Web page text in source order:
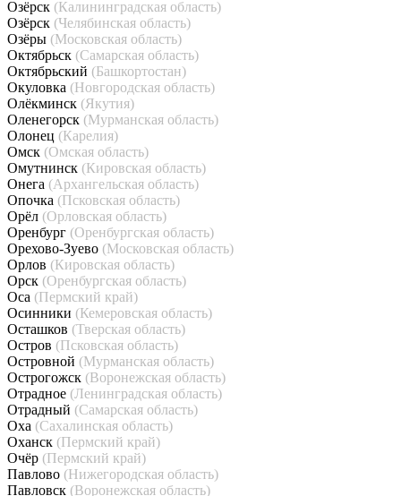
Озёрск (Калининградская область)
Озёрск (Челябинская область)
Озёры (Московская область)
Октябрьск (Самарская область)
Октябрьский (Башкортостан)
Окуловка (Новгородская область)
Олёкминск (Якутия)
Оленегорск (Мурманская область)
Олонец (Карелия)
Омск (Омская область)
Омутнинск (Кировская область)
Онега (Архангельская область)
Опочка (Псковская область)
Орёл (Орловская область)
Оренбург (Оренбургская область)
Орехово-Зуево (Московская область)
Орлов (Кировская область)
Орск (Оренбургская область)
Оса (Пермский край)
Осинники (Кемеровская область)
Осташков (Тверская область)
Остров (Псковская область)
Островной (Мурманская область)
Острогожск (Воронежская область)
Отрадное (Ленинградская область)
Отрадный (Самарская область)
Оха (Сахалинская область)
Оханск (Пермский край)
Очёр (Пермский край)
Павлово (Нижегородская область)
Павловск (Воронежская область)